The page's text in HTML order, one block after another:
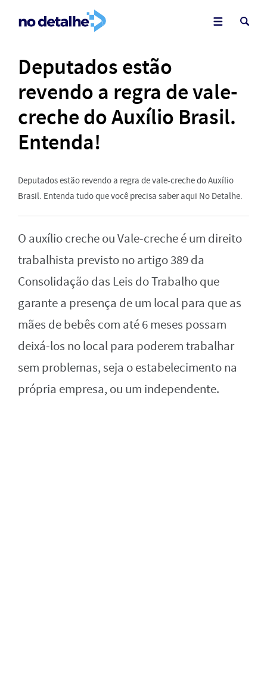
Deputados estão
revendo a regra de vale-
creche do Auxílio Brasil.
Entenda!
Deputados estão revendo a regra de vale-creche do Auxílio
Brasil. Entenda tudo que você precisa saber aqui No Detalhe.
O auxílio creche ou Vale-creche é um direito
trabalhista previsto no artigo 389 da
Consolidação das Leis do Trabalho que
garante a presença de um local para que as
mães de bebês com até 6 meses possam
deixá-los no local para poderem trabalhar
sem problemas, seja o estabelecimento na
própria empresa, ou um independente.